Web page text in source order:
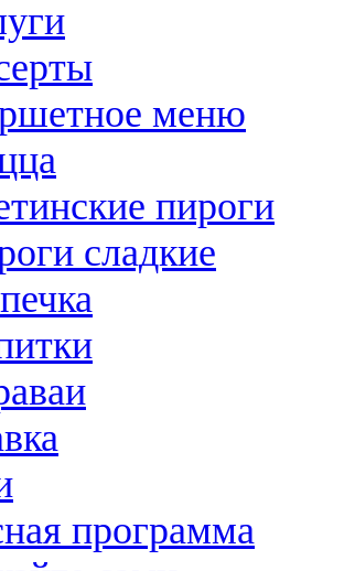
меню
пироги
сладкие
программа